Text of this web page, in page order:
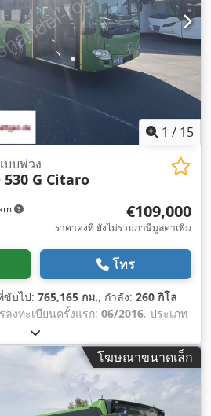
1 / 15
บบพ่วง
530 G Citaro
€109,000
ราคาคงที่ ยังไม่รวมภาษีมูลค่าเพิ่ม
โทร
ขับไป: 765,165 กม., กำลัง: 260 กิโล
ลงทะเบียนครั้งแรก: 06/2016, ประเภท
149, ประเภทเกียร์:
, สี:เขียว, เบรก:รีทาร์เดอร์, ความยาว
3,350 มม, ความสูงรวม:
พวงมาลัยเพาเวอร์, ระบบ
กาศ, เอบีเอส, โปรแกรมควบคุม
ไฟตัดหมอก,
โฆษณาขนาดเล็ก